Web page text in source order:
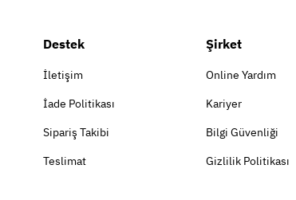
Destek
İletişim
İade Politikası
Sipariş Takibi
Teslimat
Şirket
Online Yardım
Kariyer
Bilgi Güvenliği
Gizlilik Politikası